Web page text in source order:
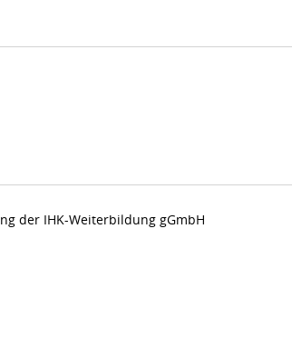
der IHK-Weiterbildung gGmbH